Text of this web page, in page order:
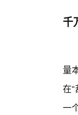
千
量
在
一